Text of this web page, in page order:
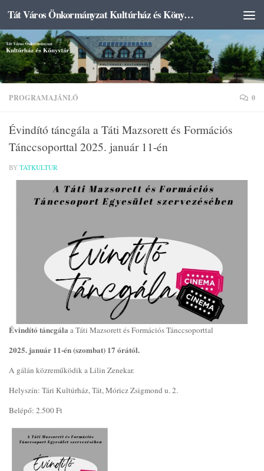
Skip to content Tát Város Önkormányzat Kultúrház és Könyvtár
PROGRAMAJÁNLÓ 0
Évindító táncgála a Táti Mazsorett és Formációs
Tánccsoporttal 2025. január 11-én
BY TATKULTUR
Évindító táncgála a Táti Mazsorett és Formációs Tánccsoporttal
2025. január 11-én (szombat) 17 órától.
A gálán közreműködik a Lilin Zenekar.
Helyszín: Tári Kultúrház, Tát, Móricz Zsigmond u. 2.
Belépő: 2.500 Ft